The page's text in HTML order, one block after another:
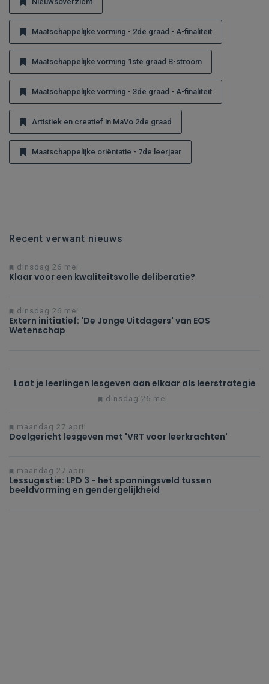
Maatschappelijke vorming - 2de graad - A-finaliteit
Maatschappelijke vorming 1ste graad B-stroom
Maatschappelijke vorming - 3de graad - A-finaliteit
Artistiek en creatief ​in MaVo 2de graad
Maatschappelijke oriëntatie - 7de leerjaar
Recent verwant nieuws
dinsdag 26 mei
Klaar voor een kwaliteitsvolle deliberatie?
dinsdag 26 mei
Extern initiatief: 'De Jonge Uitdagers' van EOS
Wetenschap
dinsdag 26 mei
Laat je leerlingen lesgeven aan elkaar als leerstrategie
maandag 27 april
Doelgericht lesgeven met 'VRT voor leerkrachten'
maandag 27 april
Lessugestie: LPD 3 - het spanningsveld tussen
beeldvorming en gendergelijkheid